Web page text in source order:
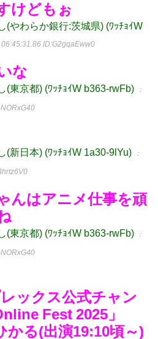
けどもぉ
(やわらか銀行:茨城県) (ﾜｯﾁｮｲW
06:45:31.86 ID:G2gqaEww0
な
(東京都) (ﾜｯﾁｮｲW b363-rwFb) ：
(新日本) (ﾜｯﾁｮｲW 1a30-9lYu) ：
んはアニメ仕事を頑
(東京都) (ﾜｯﾁｮｲW b363-rwFb) ：
ックス公式チャン
Fest 2025」
かる(出演19:10頃～)